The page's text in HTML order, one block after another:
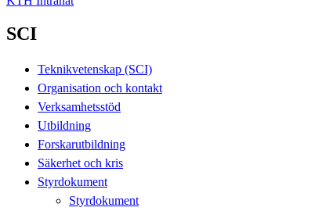
SCI
Teknikvetenskap (SCI)
Organisation och kontakt
Verksamhetsstöd
Utbildning
Forskarutbildning
Säkerhet och kris
Styrdokument
Styrdokument